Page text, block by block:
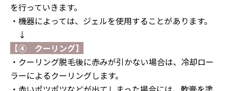
を行っていきます。
・機器によっては、ジェルを使用することがあります。
↓
【④ クーリング】
・クーリング脱毛後に赤みが引かない場合は、冷却ロー
ラーによるクーリングします。